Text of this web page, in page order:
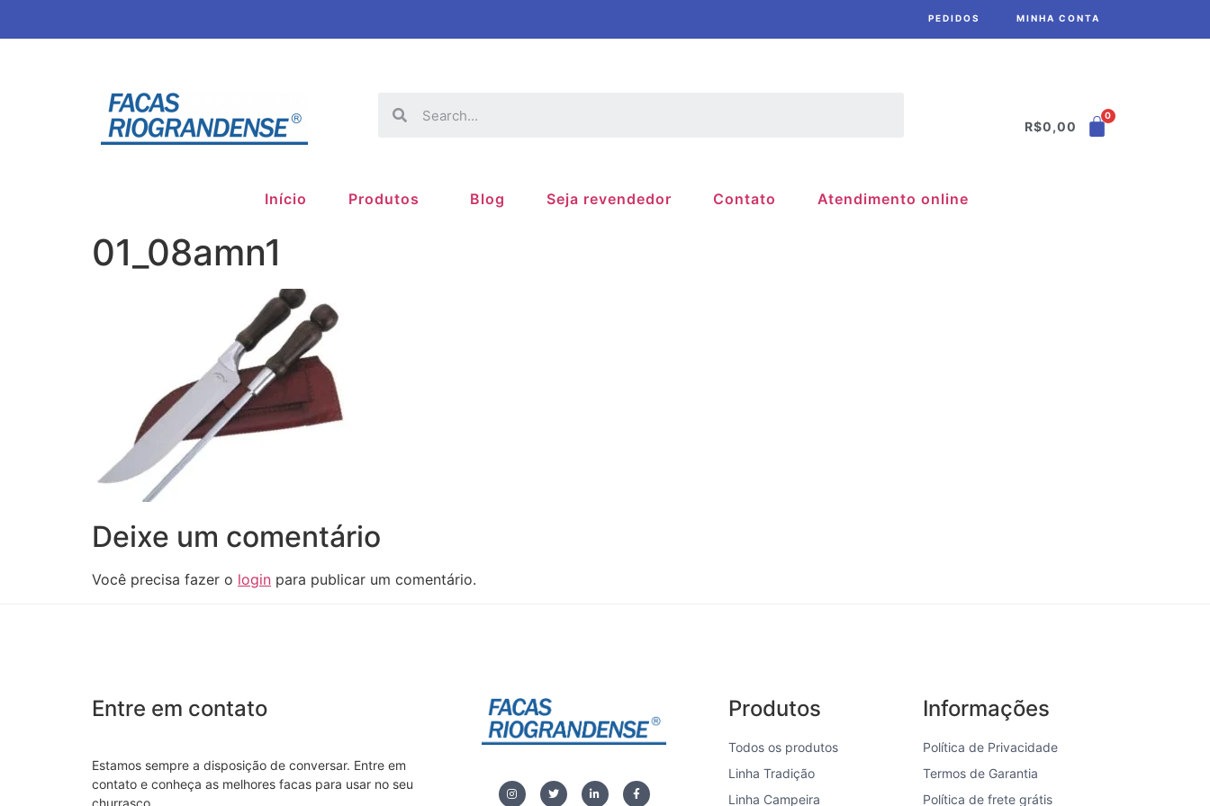
PEDIDOS MINHA CONTA
R$0,00
Início Produtos Blog Seja revendedor Contato Atendimento online
01_08amn1
Deixe um comentário
Você precisa fazer o login para publicar um comentário.
Entre em contato
Estamos sempre a disposição de conversar. Entre em
contato e conheça as melhores facas para usar no seu
churrasco.
Produtos
Todos os produtos
Linha Tradição
Linha Campeira
Informações
Política de Privacidade
Termos de Garantia
Política de frete grátis